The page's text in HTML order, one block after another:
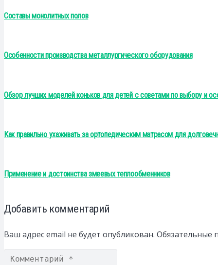
Составы монолитных полов
Особенности производства металлургического оборудования
Обзор лучших моделей коньков для детей с советами по выбору и
Как правильно ухаживать за ортопедическим матрасом для
Применение и достоинства змеевых теплообменников
Добавить комментарий
Ваш адрес email не будет опубликован. Обязательные